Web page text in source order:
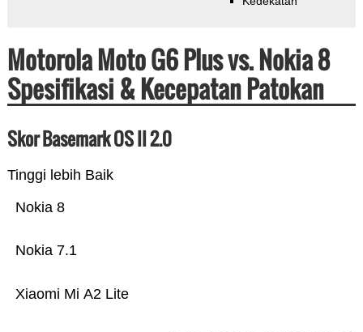
Motorola Moto G6 Plus vs. Nokia 8
Spesifikasi & Kecepatan Patokan
Skor Basemark OS II 2.0
Tinggi lebih Baik
Xiaomi Mi A2 Lite
Nokia 7.1
Nokia 8